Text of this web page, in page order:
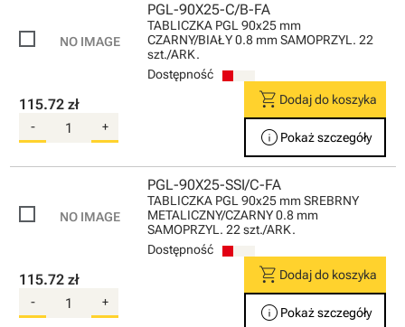
PGL-90X25-C/B-FA
TABLICZKA PGL 90x25 mm
CZARNY/BIAŁY 0.8 mm SAMOPRZYL. 22
szt./ARK.
Dostępność
115.72 zł
- +
shopping_cart Dodaj do koszyka
info Pokaż szczegóły
PGL-90X25-SSI/C-FA
TABLICZKA PGL 90x25 mm SREBRNY
METALICZNY/CZARNY 0.8 mm
SAMOPRZYL. 22 szt./ARK.
Dostępność
115.72 zł
- +
shopping_cart Dodaj do koszyka
info Pokaż szczegóły